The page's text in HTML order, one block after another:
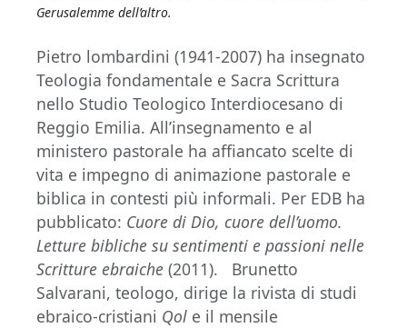
Gerusalemme dell’altro.
Pietro lombardini (1941-2007) ha insegnato
Teologia fondamentale e Sacra Scrittura
nello Studio Teologico Interdiocesano di
Reggio Emilia. All’insegnamento e al
ministero pastorale ha affiancato scelte di
vita e impegno di animazione pastorale e
biblica in contesti più informali. Per EDB ha
pubblicato: Cuore di Dio, cuore dell’uomo.
Letture bibliche su sentimenti e passioni nelle
Scritture ebraiche (2011). Brunetto
Salvarani, teologo, dirige la rivista di studi
ebraico-cristiani Qol e il mensile